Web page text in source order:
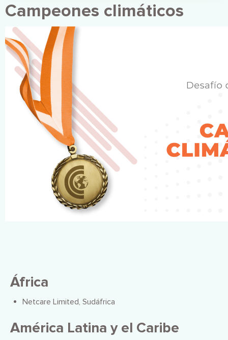
Campeones climáticos
África
Netcare Limited, Sudáfrica
América Latina y el Caribe